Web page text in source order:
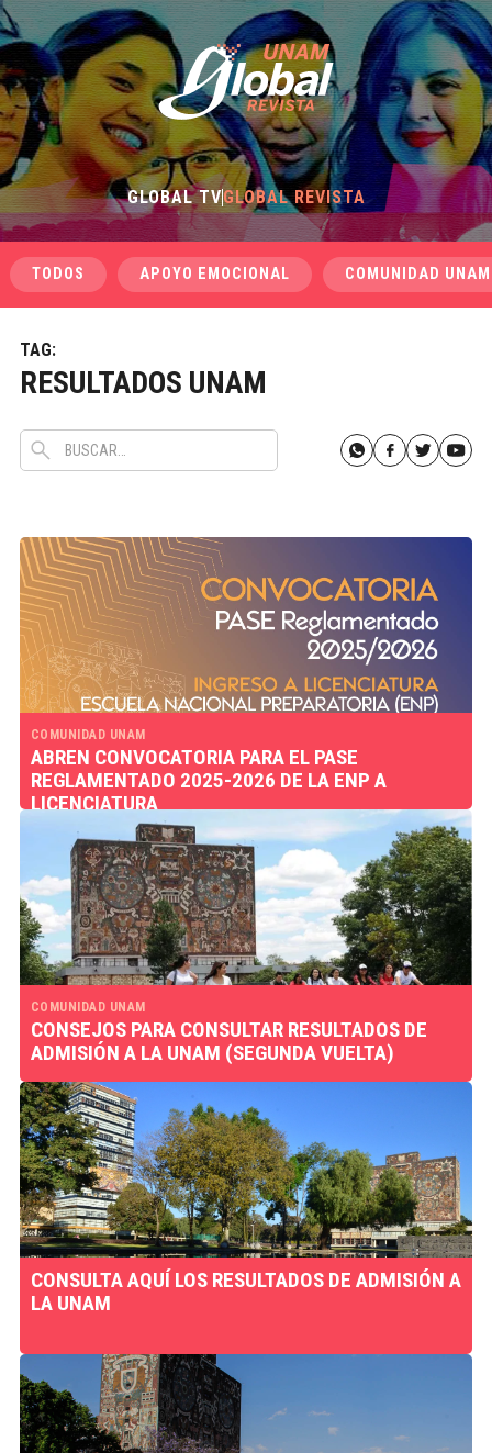
GLOBAL TVGLOBAL REVISTA
TODOS APOYO EMOCIONAL COMUNIDAD UNAM
TAG:
RESULTADOS UNAM
COMUNIDAD UNAM
ABREN CONVOCATORIA PARA EL PASE
REGLAMENTADO 2025-2026 DE LA ENP A
LICENCIATURA
COMUNIDAD UNAM
CONSEJOS PARA CONSULTAR RESULTADOS DE
ADMISIÓN A LA UNAM (SEGUNDA VUELTA)
CONSULTA AQUÍ LOS RESULTADOS DE ADMISIÓN A
LA UNAM